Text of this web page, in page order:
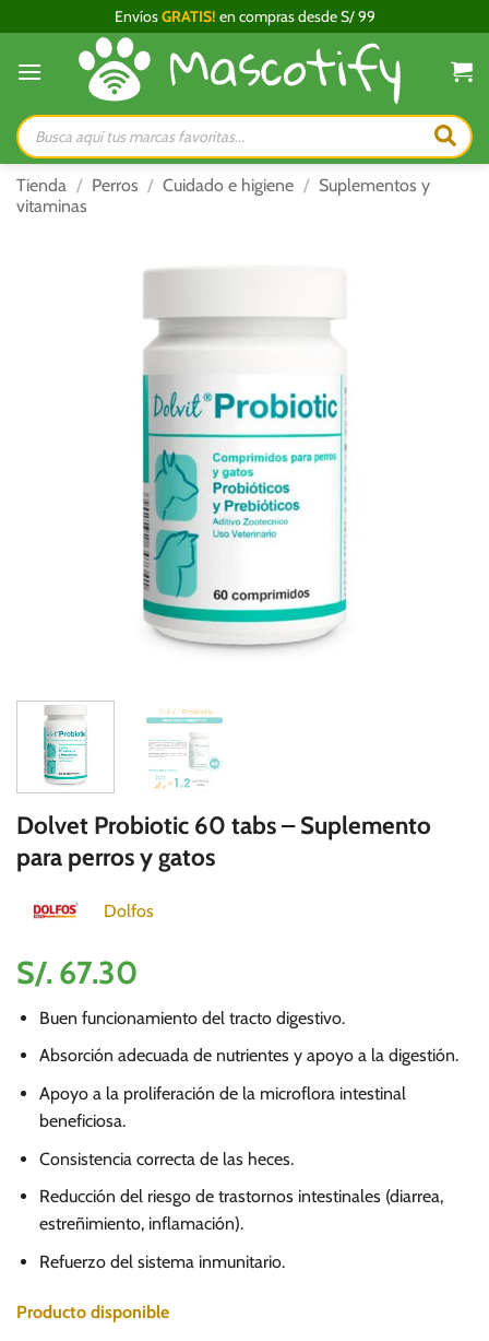
al
contenido
EnvíosGRATIS! en compras desde S/ 99
Búsqueda
de
productos
Tienda / Perros / Cuidado e higiene / Suplementos y
vitaminas
Dolvet Probiotic 60 tabs – Suplemento
para perros y gatos
Dolfos
S/. 67.30
Buen funcionamiento del tracto digestivo.
Absorción adecuada de nutrientes y apoyo a la digestión.
Apoyo a la proliferación de la microflora intestinal
beneficiosa.
Consistencia correcta de las heces.
Reducción del riesgo de trastornos intestinales (diarrea,
estreñimiento, inflamación).
Refuerzo del sistema inmunitario.
Producto disponible